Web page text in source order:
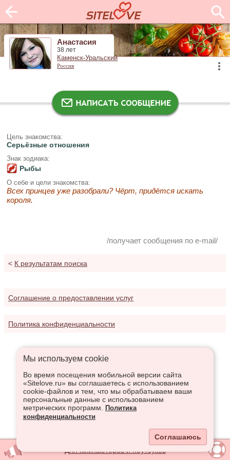
Анастасия
38 лет
Каменск-Уральский
Россия
Цель знакомства:
Серьёзные отношения
Знак зодиака:
Рыбы
О себе и цели знакомства:
Всех принцев уже разобрали? Чёрт, придётся искать
короля.
/получает сообщения по e-mail/
< К результатам поиска
Соглашение о предоставлении услуг
Политика конфиденциальности
Мы используем сookie
Во время посещения мобильной версии сайта
«Sitelove.ru» вы соглашаетесь с использованием
cookie-файлов и тем, что мы обрабатываем ваши
персональные данные с использованием
метрических программ.
Политика
конфиденциальности
Соглашаюсь
Для компьютеров и ноутбуков